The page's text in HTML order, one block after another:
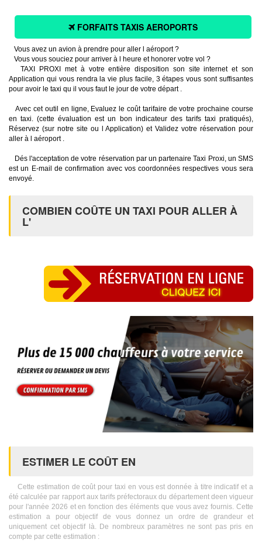
FORFAITS TAXIS AEROPORTS
Vous avez un avion à prendre pour aller l aéroport ?
Vous vous souciez pour arriver à l heure et honorer votre vol ?
TAXI PROXI met à votre entière disposition son site internet et son
Application qui vous rendra la vie plus facile, 3 étapes vous sont suffisantes
pour avoir le taxi qu il vous faut le jour de votre départ .
Avec cet outil en ligne, Evaluez le coût tarifaire de votre prochaine course
en taxi. (cette évaluation est un bon indicateur des tarifs taxi pratiqués),
Réservez (sur notre site ou l Application) et Validez votre réservation pour
aller à l aéroport .
Dés l'acceptation de votre réservation par un partenaire Taxi Proxi, un SMS
est un E-mail de confirmation avec vos coordonnées respectives vous sera
envoyé.
COMBIEN COÛTE UN TAXI POUR ALLER À
L'
ESTIMER LE COÛT EN
Cette estimation de coût pour taxi en vous est donnée à titre indicatif et a
été calculée par rapport aux tarifs préfectoraux du département deen vigueur
pour l'année 2026 et en fonction des éléments que vous avez fournis. Cette
estimation a pour objectif de vous donnez un ordre de grandeur et
uniquement cet objectif là. De nombreux paramètres ne sont pas pris en
compte par cette estimation :